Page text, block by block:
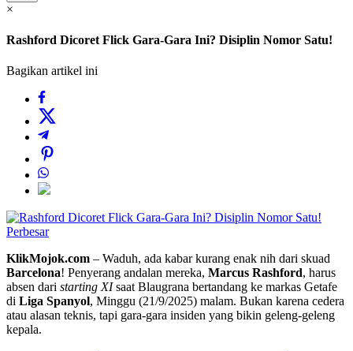
×
Rashford Dicoret Flick Gara-Gara Ini? Disiplin Nomor Satu!
Bagikan artikel ini
Perbesar
KlikMojok.com – Waduh, ada kabar kurang enak nih dari skuad
Barcelona! Penyerang andalan mereka, Marcus Rashford, harus
absen dari starting XIsaat Blaugrana bertandang ke markas Getafe
di Liga Spanyol, Minggu (21/9/2025) malam. Bukan karena cedera
atau alasan teknis, tapi gara-gara insiden yang bikin geleng-geleng
kepala.